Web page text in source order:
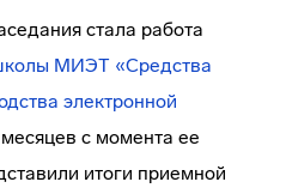
стала работа
МИЭТ «Средства
электронной
с момента ее
итоги приемной